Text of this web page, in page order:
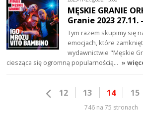
MĘSKIE GRANIE
Granie 2023 27.11.
Tym razem skupimy się
emocjach, które
wydawnictwie "Męskie
ciesząca się ogromną popularnością… »
12 13 14 15
746 na 75 stronach